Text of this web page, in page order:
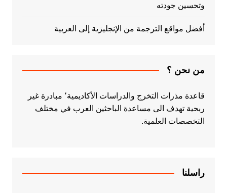
وتحسين جودته
أفضل مواقع الترجمة من الإنجليزية إلى العربية
من نحن ؟
قاعدة مذرات التخرج والدراسات الأكاديمية٬ مبادرة غير
ربحية تهدف الى مساعدة الباحثين العرب في مختلف
التخصصات العلمية.
راسلنا